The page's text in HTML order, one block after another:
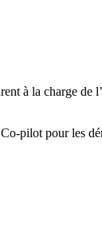
à la charge de
pilot pour les